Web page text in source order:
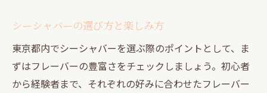
シーシャバーの選び方と楽しみ方
東京都内でシーシャバーを選ぶ際のポイントとして、ま
ずはフレーバーの豊富さをチェックしましょう。初心者
から経験者まで、それぞれの好みに合わせたフレーバー